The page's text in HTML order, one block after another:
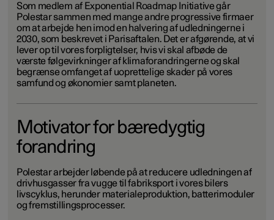
Som medlem af Exponential Roadmap Initiative går
Polestar sammen med mange andre progressive firmaer
om at arbejde hen imod en halvering af udledningerne i
2030, som beskrevet i Parisaftalen. Det er afgørende, at vi
lever op til vores forpligtelser, hvis vi skal afbøde de
værste følgevirkninger af klimaforandringerne og skal
begrænse omfanget af uoprettelige skader på vores
samfund og økonomier samt planeten.
Motivator for bæredygtig
forandring
Polestar arbejder løbende på at reducere udledningen af
drivhusgasser fra vugge til fabriksport i vores bilers
livscyklus, herunder materialeproduktion, batterimoduler
og fremstillingsprocesser.